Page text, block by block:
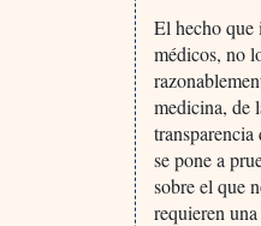
El hecho que
médicos, no
medicina, de
se pone a
sobre el que
requieren